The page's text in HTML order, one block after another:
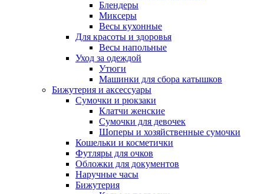
Блендеры
Миксеры
Весы кухонные
Для красоты и здоровья
Весы напольные
Уход за одеждой
Утюги
Машинки для сбора катышков
Бижутерия и аксессуары
Сумочки и рюкзаки
Клатчи женские
Сумочки для девочек
Шоперы и хозяйственные сумочки
Кошельки и косметички
Футляры для очков
Обложки для документов
Наручные часы
Бижутерия